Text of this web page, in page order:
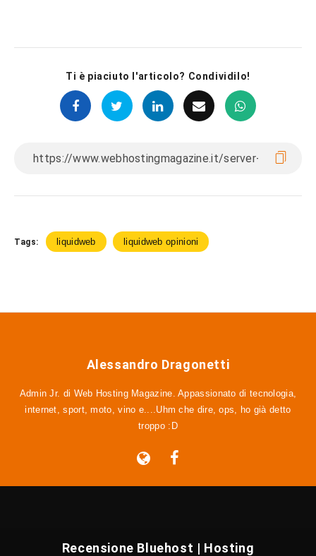
Ti è piaciuto l'articolo? Condividilo!
Tags: liquidweb liquidweb opinioni
Alessandro Dragonetti
Admin Jr. di Web Hosting Magazine. Appassionato di tecnologia,
internet, sport, moto, vino e....Uhm che dire, ops, ho già detto
troppo :D
Recensione Bluehost | Hosting